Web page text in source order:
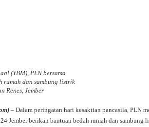
(YBM), PLN bersama
rumah dan sambung listrik
Renes, Jember
– Dalam peringatan hari kesaktian pancasila, PLN
Jember berikan bantuan bedah rumah dan sambung